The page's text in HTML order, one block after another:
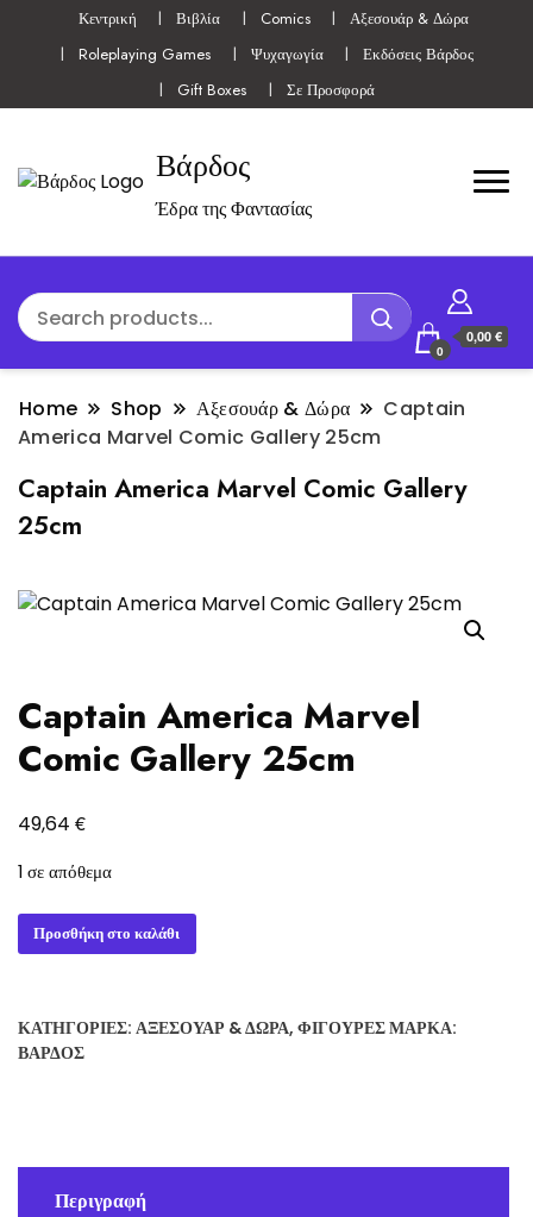
Κεντρική Βιβλία Comics
Αξεσουάρ & Δώρα
Roleplaying Games
Ψυχαγωγία
Εκδόσεις Βάρδος
Gift Boxes
Σε Προσφορά
Βάρδος
Έδρα της Φαντασίας
0
0,00 €
Home Shop Αξεσουάρ & Δώρα
Captain
America Marvel Comic Gallery 25cm
Captain America Marvel Comic Gallery
25cm
Captain America Marvel
Comic Gallery 25cm
49,64 €
1 σε απόθεμα
Captain
America
Gallery
Προσθήκη στο καλάθι
ΚΑΤΗΓΟΡΊΕΣ: ΑΞΕΣΟΥΆΡ & ΔΏΡΑ, ΦΙΓΟΎΡΕΣΜΆΡΚΑ:
ΒΆΡΔΟΣ
Περιγραφή